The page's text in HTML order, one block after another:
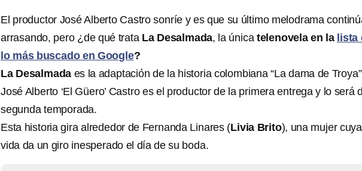
El productor José Alberto Castro sonríe y es que su último melodrama
arrasando, pero ¿de qué trataLa Desalmada, la únicatelenovela en la lista
lo más buscado en Google?
La Desalmada es la adaptación de la historia colombiana “La dama de
José Alberto ‘El Güero’ Castro es el productor de la primera entrega y lo será
segunda temporada.
Esta historia gira alrededor de Fernanda Linares (Livia Brito), una mujer cuya
vida da un giro inesperado el día de su boda.